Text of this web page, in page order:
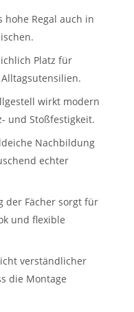
hohe Regal auch in
Platz für
wirkt modern
und Stoßfestigkeit.
Nachbildung
echter
der Fächer sorgt für
und flexible
verständlicher
die Montage